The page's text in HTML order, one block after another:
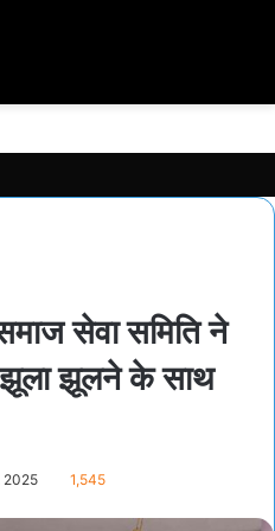
सेवा समिति ने
झूलने के साथ
2025 1,545